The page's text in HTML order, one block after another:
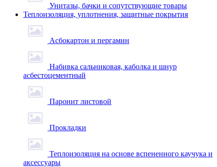
Унитазы, бачки и сопутствующие товары
Теплоизоляция, уплотнения, защитные покрытия
Асбокартон и пергамин
Набивка сальниковая, каболка и шнур
асбестоцементный
Паронит листовой
Прокладки
Теплоизоляция на основе вспененного каучука и
аксессуары